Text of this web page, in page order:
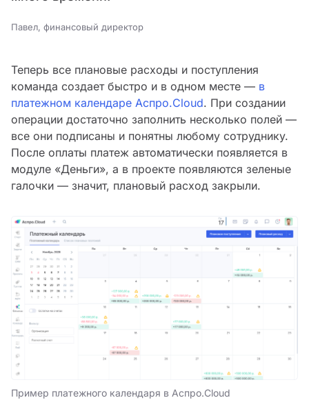
Павел, финансовый директор
Теперь все плановые расходы и поступления
команда создает быстро и в одном месте — в
платежном календаре Аспро.Cloud. При создании
операции достаточно заполнить несколько полей —
все они подписаны и понятны любому сотруднику.
После оплаты платеж автоматически появляется в
модуле «Деньги», а в проекте появляются зеленые
галочки — значит, плановый расход закрыли.
Пример платежного календаря в Аспро.Cloud